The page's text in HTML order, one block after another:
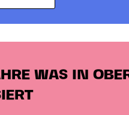
WAS IN